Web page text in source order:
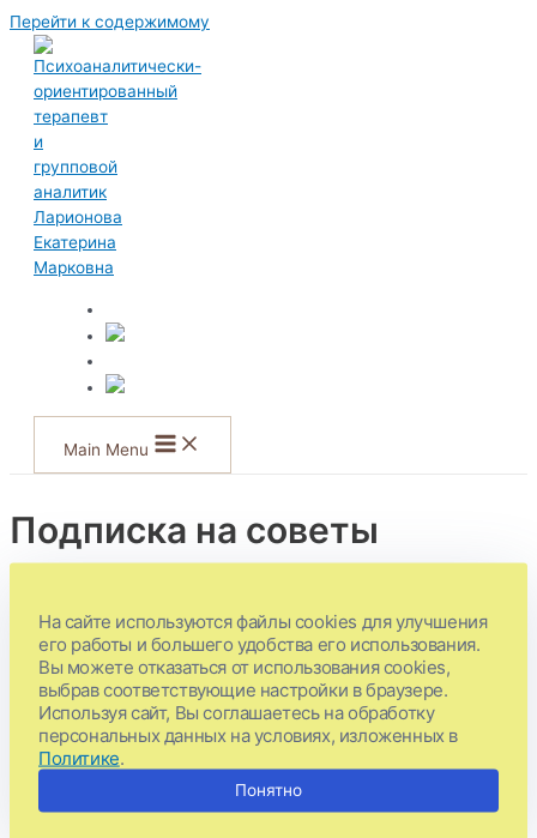
Перейти к содержимому
Main Menu
Подписка на советы
Вы подписываетесь на мои советы
Для завершения подписки перейдите на вашу почту, найдите
письмо от меня и перейдите по ссылке
Первое письмо Вы получите уже через 10 минут
На сайте используются файлы cookies для улучшения
его работы и большего удобства его использования.
Вы можете отказаться от использования cookies,
выбрав соответствующие настройки в браузере.
Используя сайт, Вы соглашаетесь на обработку
персональных данных на условиях, изложенных в
Политике.
Понятно